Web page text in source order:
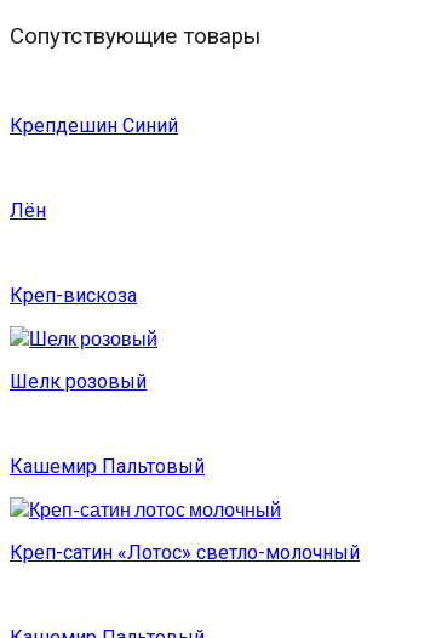
Сопутствующие товары
Крепдешин Синий
Лён
Креп-вискоза
Шелк розовый
Кашемир Пальтовый
Креп-сатин «Лотос» светло-молочный